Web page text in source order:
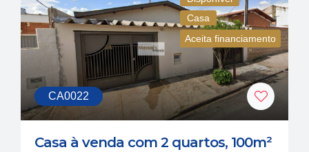
Casa
Aceita financiamento
CA0022
Casa à venda com 2 quartos, 100m²